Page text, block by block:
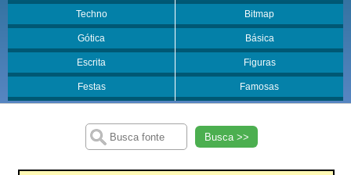
Techno Bitmap
Gótica Básica
Escrita Figuras
Festas Famosas
Busca >>